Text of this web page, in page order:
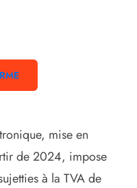
mise en
de 2024, impose
à la TVA de